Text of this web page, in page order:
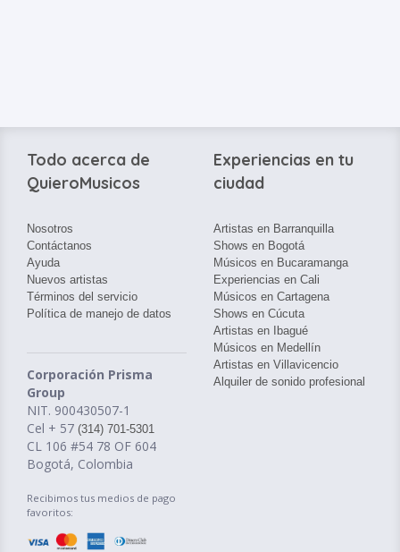
Todo acerca de
QuieroMusicos
Nosotros
Contáctanos
Ayuda
Nuevos artistas
Términos del servicio
Política de manejo de datos
Corporación Prisma
Group
NIT. 900430507-1
Cel + 57 (314) 701-5301
CL 106 #54 78 OF 604
Bogotá, Colombia
Recibimos tus medios de pago
favoritos:
Experiencias en tu
ciudad
Artistas en Barranquilla
Shows en Bogotá
Músicos en Bucaramanga
Experiencias en Cali
Músicos en Cartagena
Shows en Cúcuta
Artistas en Ibagué
Músicos en Medellín
Artistas en Villavicencio
Alquiler de sonido profesional